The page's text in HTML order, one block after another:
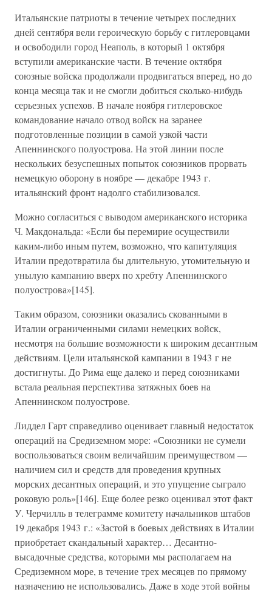
Итальянские патриоты в течение четырех последних
дней сентября вели героическую борьбу с гитлеровцами
и освободили город Неаполь, в который 1 октября
вступили американские части. В течение октября
союзные войска продолжали продвигаться вперед, но до
конца месяца так и не смогли добиться сколько-нибудь
серьезных успехов. В начале ноября гитлеровское
командование начало отвод войск на заранее
подготовленные позиции в самой узкой части
Апеннинского полуострова. На этой линии после
нескольких безуспешных попыток союзников прорвать
немецкую оборону в ноябре — декабре 1943 г.
итальянский фронт надолго стабилизовался.
Можно согласиться с выводом американского историка
Ч. Макдональда: «Если бы перемирие осуществили
каким-либо иным путем, возможно, что капитуляция
Италии предотвратила бы длительную, утомительную и
унылую кампанию вверх по хребту Апеннинского
полуострова»[145].
Таким образом, союзники оказались скованными в
Италии ограниченными силами немецких войск,
несмотря на большие возможности к широким десантным
действиям. Цели итальянской кампании в 1943 г не
достигнуты. До Рима еще далеко и перед союзниками
встала реальная перспектива затяжных боев на
Апеннинском полуострове.
Лиддел Гарт справедливо оценивает главный недостаток
операций на Средиземном море: «Союзники не сумели
воспользоваться своим величайшим преимуществом —
наличием сил и средств для проведения крупных
морских десантных операций, и это упущение сыграло
роковую роль»[146]. Еще более резко оценивал этот факт
У. Черчилль в телеграмме комитету начальников штабов
19 декабря 1943 г.: «Застой в боевых действиях в Италии
приобретает скандальный характер… Десантно-
высадочные средства, которыми мы располагаем на
Средиземном море, в течение трех месяцев по прямому
назначению не использовались. Даже в ходе этой войны